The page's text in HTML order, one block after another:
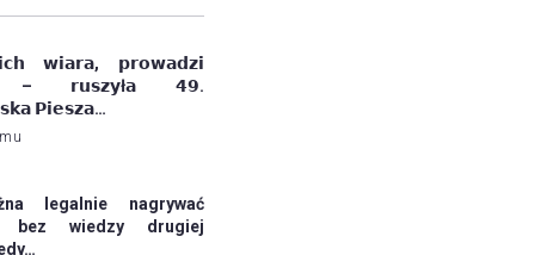
𝘄𝗶𝗮𝗿𝗮, 𝗽𝗿𝗼𝘄𝗮𝗱𝘇𝗶
– 𝗿𝘂𝘀𝘇𝘆ł𝗮 𝟰𝟵.
𝗣𝗶𝗲𝘀𝘇𝗮…
legalnie nagrywać
bez wiedzy drugiej